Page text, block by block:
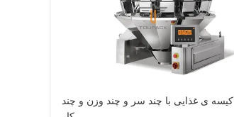
کیسه ی غذایی با چند سر و چند وزن و چند